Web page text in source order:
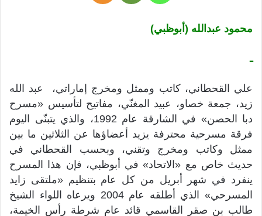
محمود عبدالله (أبوظبي)
ـ
علي القحطاني، كاتب وممثل ومخرج إماراتي، عبد الله
زيد، جمعة خصاو، عبيد المغنّي، مفاتيح لتأسيس «مسرح
دبا الحصن» في الشارقة عام 1992، والذي يتبنّى اليوم
فرقة مسرحية محترفة يزيد أعضاؤها عن الثلاثين ما بين
ممثل وكاتب ومخرج وتقني، وبحسب القحطاني في
حديث خاص مع «الاتحاد» في أبوظبي، فإن هذا المسرح
ينفرد في شهر أبريل من كل عام بتنظيم «ملتقى زايد
المسرحي» الذي أطلقه عام 2004 ويرعاه اللواء الشيخ
طالب بن صقر القاسمي قائد عام شرطة رأس الخيمة،